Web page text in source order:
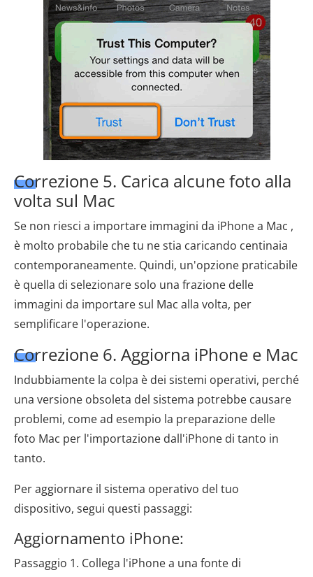
Correzione 5. Carica alcune foto alla
volta sul Mac
Se non riesci a importare immagini da iPhone a Mac ,
è molto probabile che tu ne stia caricando centinaia
contemporaneamente. Quindi, un'opzione praticabile
è quella di selezionare solo una frazione delle
immagini da importare sul Mac alla volta, per
semplificare l'operazione.
Correzione 6. Aggiorna iPhone e Mac
Indubbiamente la colpa è dei sistemi operativi, perché
una versione obsoleta del sistema potrebbe causare
problemi, come ad esempio la preparazione delle
foto Mac per l'importazione dall'iPhone di tanto in
tanto.
Per aggiornare il sistema operativo del tuo
dispositivo, segui questi passaggi:
Aggiornamento iPhone:
Passaggio 1. Collega l'iPhone a una fonte di